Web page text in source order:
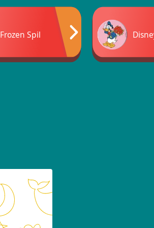
Frozen Spil